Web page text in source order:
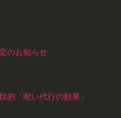
のお知らせ
的「呪い代行の効果」